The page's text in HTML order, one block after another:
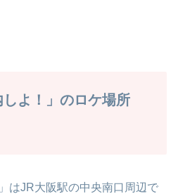
しよ！」のロケ場所
はJR大阪駅の中央南口周辺で